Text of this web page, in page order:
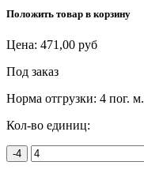
Положить товар в корзину
Цена: 471,00 руб
Под заказ
Норма отгрузки: 4 пог. м.
Кол-во единиц:
-4